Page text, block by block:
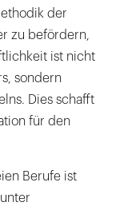
der
zu befördern,
ist nicht
sondern
Dies schafft
für den
Berufe ist